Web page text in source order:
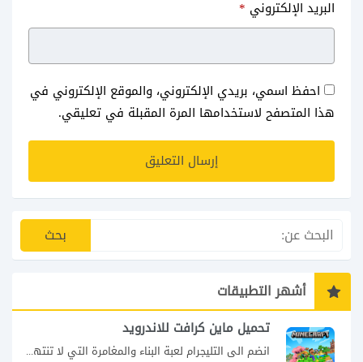
البريد الإلكتروني *
احفظ اسمي، بريدي الإلكتروني، والموقع الإلكتروني في
هذا المتصفح لاستخدامها المرة المقبلة في تعليقي.
أشهر التطبيقات
تحميل ماين كرافت للاندرويد
انضم الى التليجرام لعبة البناء والمغامرة التي لا تنتهي Minecraft إذا كنت تبحث عن...